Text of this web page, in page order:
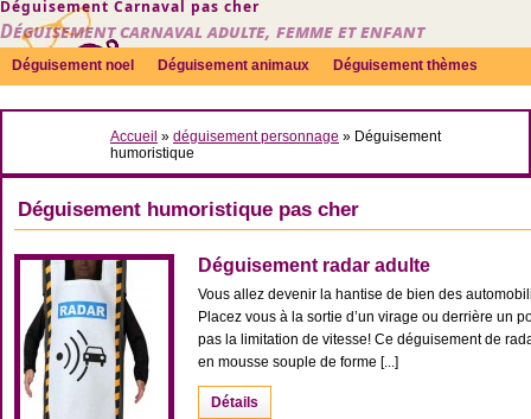
Déguisement Carnaval pas cher
Déguisement carnaval adulte, femme et enfant
Déguisement noel Déguisement animaux Déguisement thèmes
Sexy Déguisement couple Déguisements par genre Idées
Accueil » déguisement personnage » Déguisement
humoristique
Déguisement humoristique pas cher
Déguisement radar adulte
Vous allez devenir la hantise de bien des
Placez vous à la sortie d’un virage ou derrière un
pas la limitation de vitesse! Ce déguisement de
en mousse souple de forme [...]
Détails